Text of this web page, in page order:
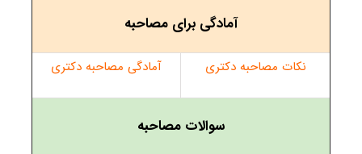
آمادگی برای مصاحبه
نکات مصاحبه دکتری آمادگی مصاحبه دکتری
سوالات مصاحبه